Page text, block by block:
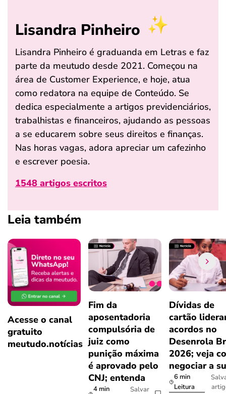
Lisandra Pinheiro
Lisandra Pinheiro é graduanda em Letras e faz
parte da meutudo desde 2021. Começou na
área de Customer Experience, e hoje, atua
como redatora na equipe de Conteúdo. Se
dedica especialmente a artigos previdenciários,
trabalhistas e financeiros, ajudando as pessoas
a se educarem sobre seus direitos e finanças.
Nas horas vagas, adora apreciar um cafezinho
e escrever poesia.
1548 artigos escritos
Leia também
Acesse o canal
gratuito
meutudo.notícias
Fim da
aposentadoria
compulsória de
juiz como
punição máxima
é aprovado pelo
CNJ; entenda
4 min
Salvar
Dívidas de
cartão
acordos no
Desenrola
2026; veja
negociar a
6 min
Leitura